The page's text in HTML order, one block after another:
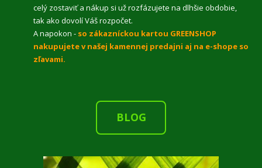
celý zostaviť a nákup si už rozfázujete na dlhšie obdobie,
tak ako dovolí Váš rozpočet.
A napokon - so zákazníckou kartou GREENSHOP
nakupujete v našej kamennej predajni aj na e-shope so
zľavami.
BLOG